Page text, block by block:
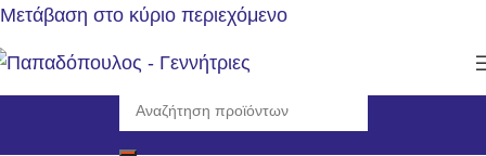
Μετάβαση στο κύριο περιεχόμενο
Αρχική σελίδα/